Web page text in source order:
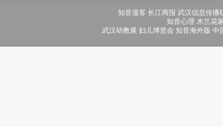
知音漫客 长江商报 武汉信息传播
知音心理 木兰花
武汉幼教展 妇儿博览会 知音海外版 中